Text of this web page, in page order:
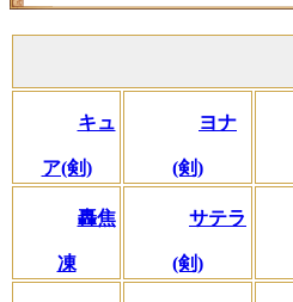
キュ
ア(剣)
ヨナ
(剣)
轟焦
凍
サテラ
(剣)